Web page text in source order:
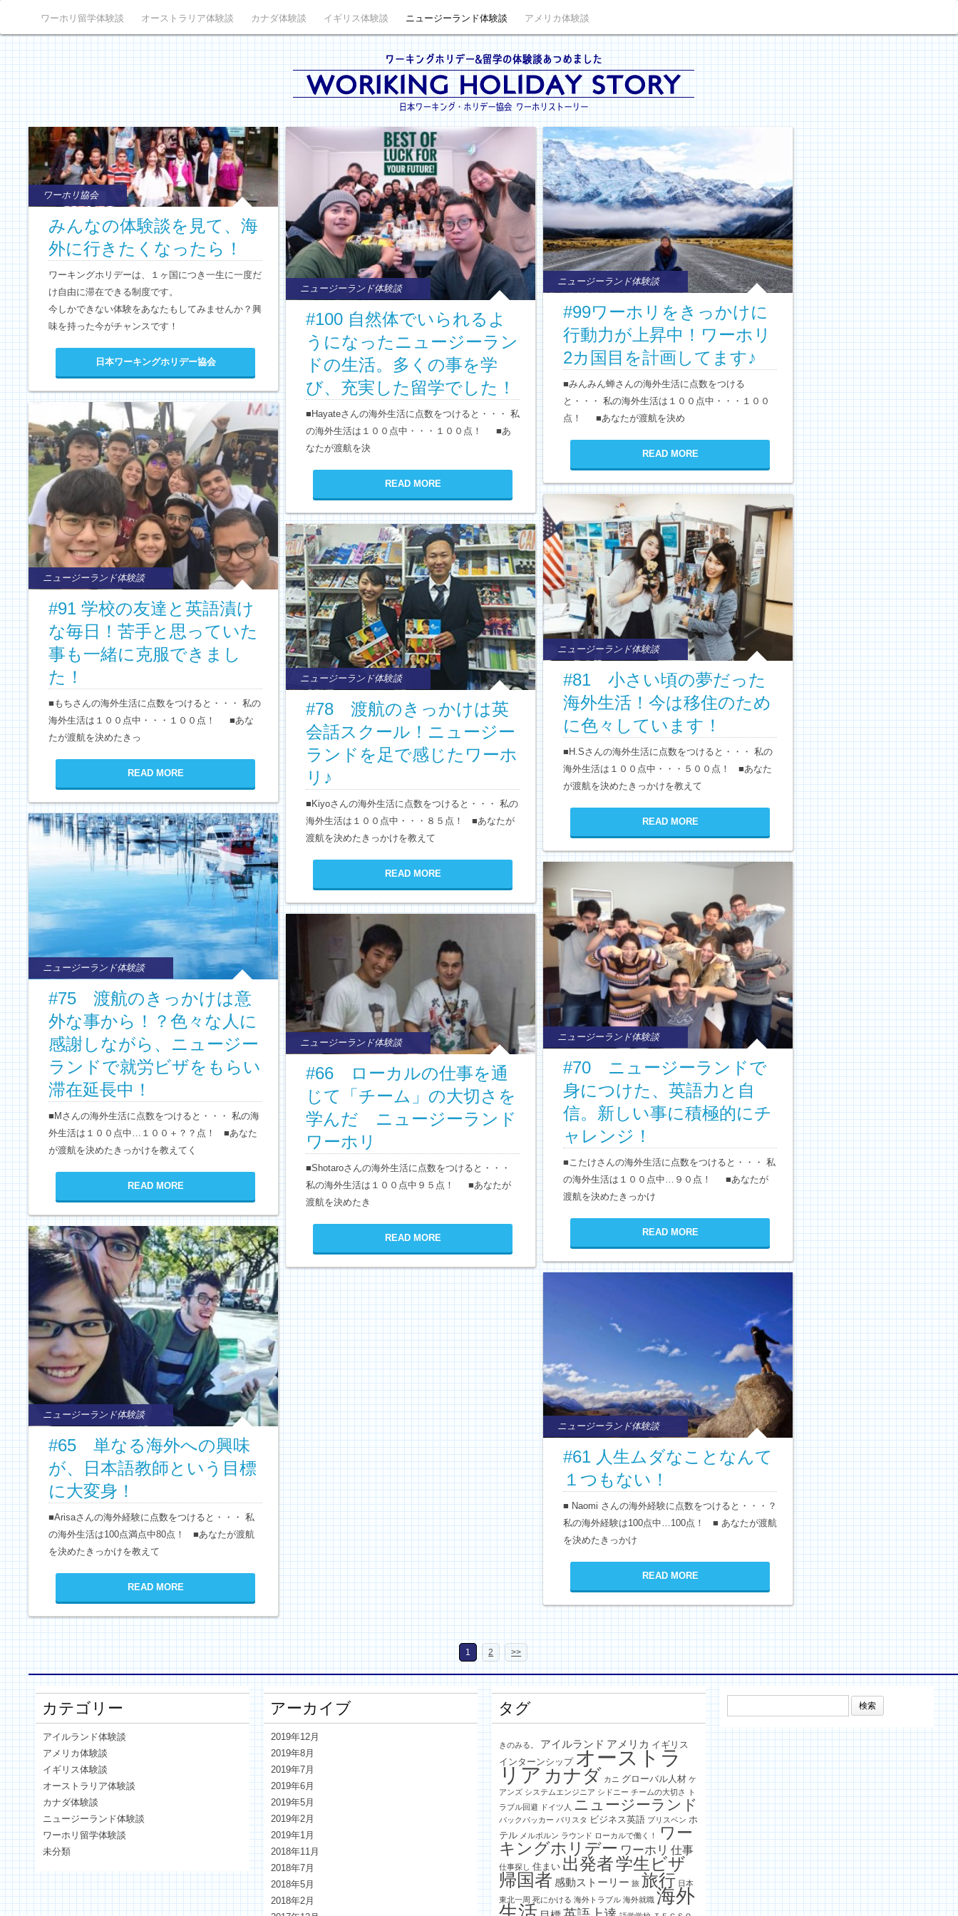
ワーホリ留学体験談 オーストラリア体験談 カナダ体験談 イギリス体験談 ニュージーランド体験談 アメリカ体験談
ワーホリ協会
みんなの体験談を見て、海
外に行きたくなったら！
ワーキングホリデーは、１ヶ国につき一生に一度だ
け自由に滞在できる制度です。
今しかできない体験をあなたもしてみませんか？興
味を持った今がチャンスです！
日本ワーキングホリデー協会
ニュージーランド体験談
#100 自然体でいられるよ
うになったニュージーラン
ドの生活。多くの事を学
び、充実した留学でした！
■Hayateさんの海外生活に点数をつけると・・・ 私
の海外生活は１００点中・・・１００点！ ■あ
なたが渡航を決
READ MORE
ニュージーランド体験談
#99ワーホリをきっかけに
行動力が上昇中！ワーホリ
2カ国目を計画してます♪
■みんみん蝉さんの海外生活に点数をつける
と・・・ 私の海外生活は１００点中・・・１００
点！ ■あなたが渡航を決め
READ MORE
ニュージーランド体験談
#91 学校の友達と英語漬け
な毎日！苦手と思っていた
事も一緒に克服できまし
た！
■もちさんの海外生活に点数をつけると・・・ 私の
海外生活は１００点中・・・１００点！ ■あな
たが渡航を決めたきっ
READ MORE
ニュージーランド体験談
#81 小さい頃の夢だった
海外生活！今は移住のため
に色々しています！
■H.Sさんの海外生活に点数をつけると・・・ 私の
海外生活は１００点中・・・５００点！ ■あなた
が渡航を決めたきっかけを教えて
READ MORE
ニュージーランド体験談
#78 渡航のきっかけは英
会話スクール！ニュージー
ランドを足で感じたワーホ
リ♪
■Kiyoさんの海外生活に点数をつけると・・・ 私の
海外生活は１００点中・・・８５点！ ■あなたが
渡航を決めたきっかけを教えて
READ MORE
ニュージーランド体験談
#75 渡航のきっかけは意
外な事から！？色々な人に
感謝しながら、ニュージー
ランドで就労ビザをもらい
滞在延長中！
■Mさんの海外生活に点数をつけると・・・ 私の海
外生活は１００点中…１００＋？？点！ ■あなた
が渡航を決めたきっかけを教えてく
READ MORE
ニュージーランド体験談
#70 ニュージーランドで
身につけた、英語力と自
信。新しい事に積極的にチ
ャレンジ！
■こたけさんの海外生活に点数をつけると・・・ 私
の海外生活は１００点中…９０点！ ■あなたが
渡航を決めたきっかけ
READ MORE
ニュージーランド体験談
#66 ローカルの仕事を通
じて「チーム」の大切さを
学んだ ニュージーランド
ワーホリ
■Shotaroさんの海外生活に点数をつけると・・・
私の海外生活は１００点中９５点！ ■あなたが
渡航を決めたき
READ MORE
ニュージーランド体験談
#65 単なる海外への興味
が、日本語教師という目標
に大変身！
■Arisaさんの海外経験に点数をつけると・・・ 私
の海外生活は100点満点中80点！ ■あなたが渡航
を決めたきっかけを教えて
READ MORE
ニュージーランド体験談
#61 人生ムダなことなんて
１つもない！
■ Naomi さんの海外経験に点数をつけると・・・？
私の海外経験は100点中…100点！ ■ あなたが渡航
を決めたきっかけ
READ MORE
1 2 >>
カテゴリー
アイルランド体験談
アメリカ体験談
イギリス体験談
オーストラリア体験談
カナダ体験談
ニュージーランド体験談
ワーホリ留学体験談
未分類
アーカイブ
2019年12月
2019年8月
2019年7月
2019年6月
2019年5月
2019年2月
2019年1月
2018年11月
2018年7月
2018年5月
2018年2月
タグ
きのみる。 アイルランド アメリカ イギリス
インターンシップ オーストラ
リア カナダ カニ グローバル人材 ケ
アンズ システムエンジニア シドニー チームの大切さ
ト
ラブル回避
ドイツ人 ニュージーランド
バックパッカー バリスタ ビジネス英語 ブリスベン ホ
テル メルボルン ラウンド ローカルで働く！
ワー
キングホリデー ワーホリ 仕事
仕事探し 住まい 出発者学生ビザ
帰国者 感動ストーリー 旅 旅行 日本
東北一周 死にかける 海外トラブル 海外就職 海外
検